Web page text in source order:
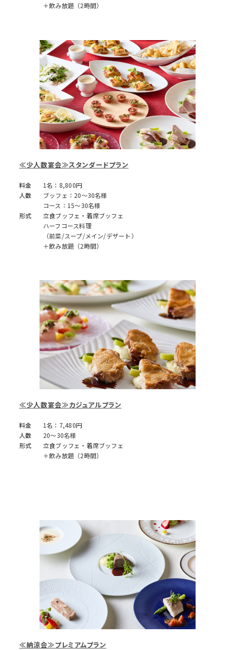
＋飲み放題（2時間）
≪少人数宴会≫スタンダードプラン
料金
1名：8,800円
人数
ブッフェ：20～30名様
コース：15～30名様
形式
立食ブッフェ・着席ブッフェ
ハーフコース料理
（前菜/スープ/メイン/デザート）
＋飲み放題（2時間）
≪少人数宴会≫カジュアルプラン
料金
1名：7,480円
人数
20～30名様
形式
立食ブッフェ・着席ブッフェ
＋飲み放題（2時間）
≪納涼会≫プレミアムプラン